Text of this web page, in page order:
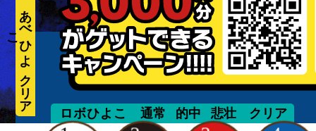
ロボひよこ 通常 的中 悲壮
あ
べ
ひ
よ
こ suzuki